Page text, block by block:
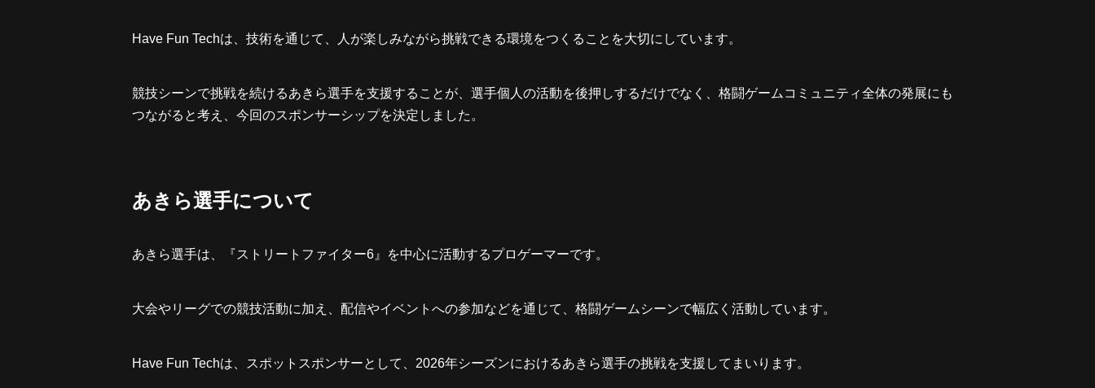
Have Fun Techは、技術を通じて、人が楽しみながら挑戦できる環境をつくることを大切にしています。
競技シーンで挑戦を続けるあきら選手を支援することが、選手個人の活動を後押しするだけでなく、格闘ゲームコミュニティ全体の発展にも
つながると考え、今回のスポンサーシップを決定しました。
あきら選手について
あきら選手は、『ストリートファイター6』を中心に活動するプロゲーマーです。
大会やリーグでの競技活動に加え、配信やイベントへの参加などを通じて、格闘ゲームシーンで幅広く活動しています。
Have Fun Techは、スポットスポンサーとして、2026年シーズンにおけるあきら選手の挑戦を支援してまいります。